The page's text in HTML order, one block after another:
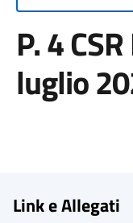
P. 4
luglio
Link e Allegati